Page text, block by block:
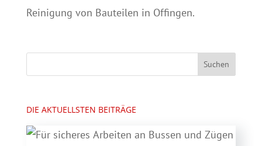
Reinigung von Bauteilen in Offingen.
DIE AKTUELLSTEN BEITRÄGE